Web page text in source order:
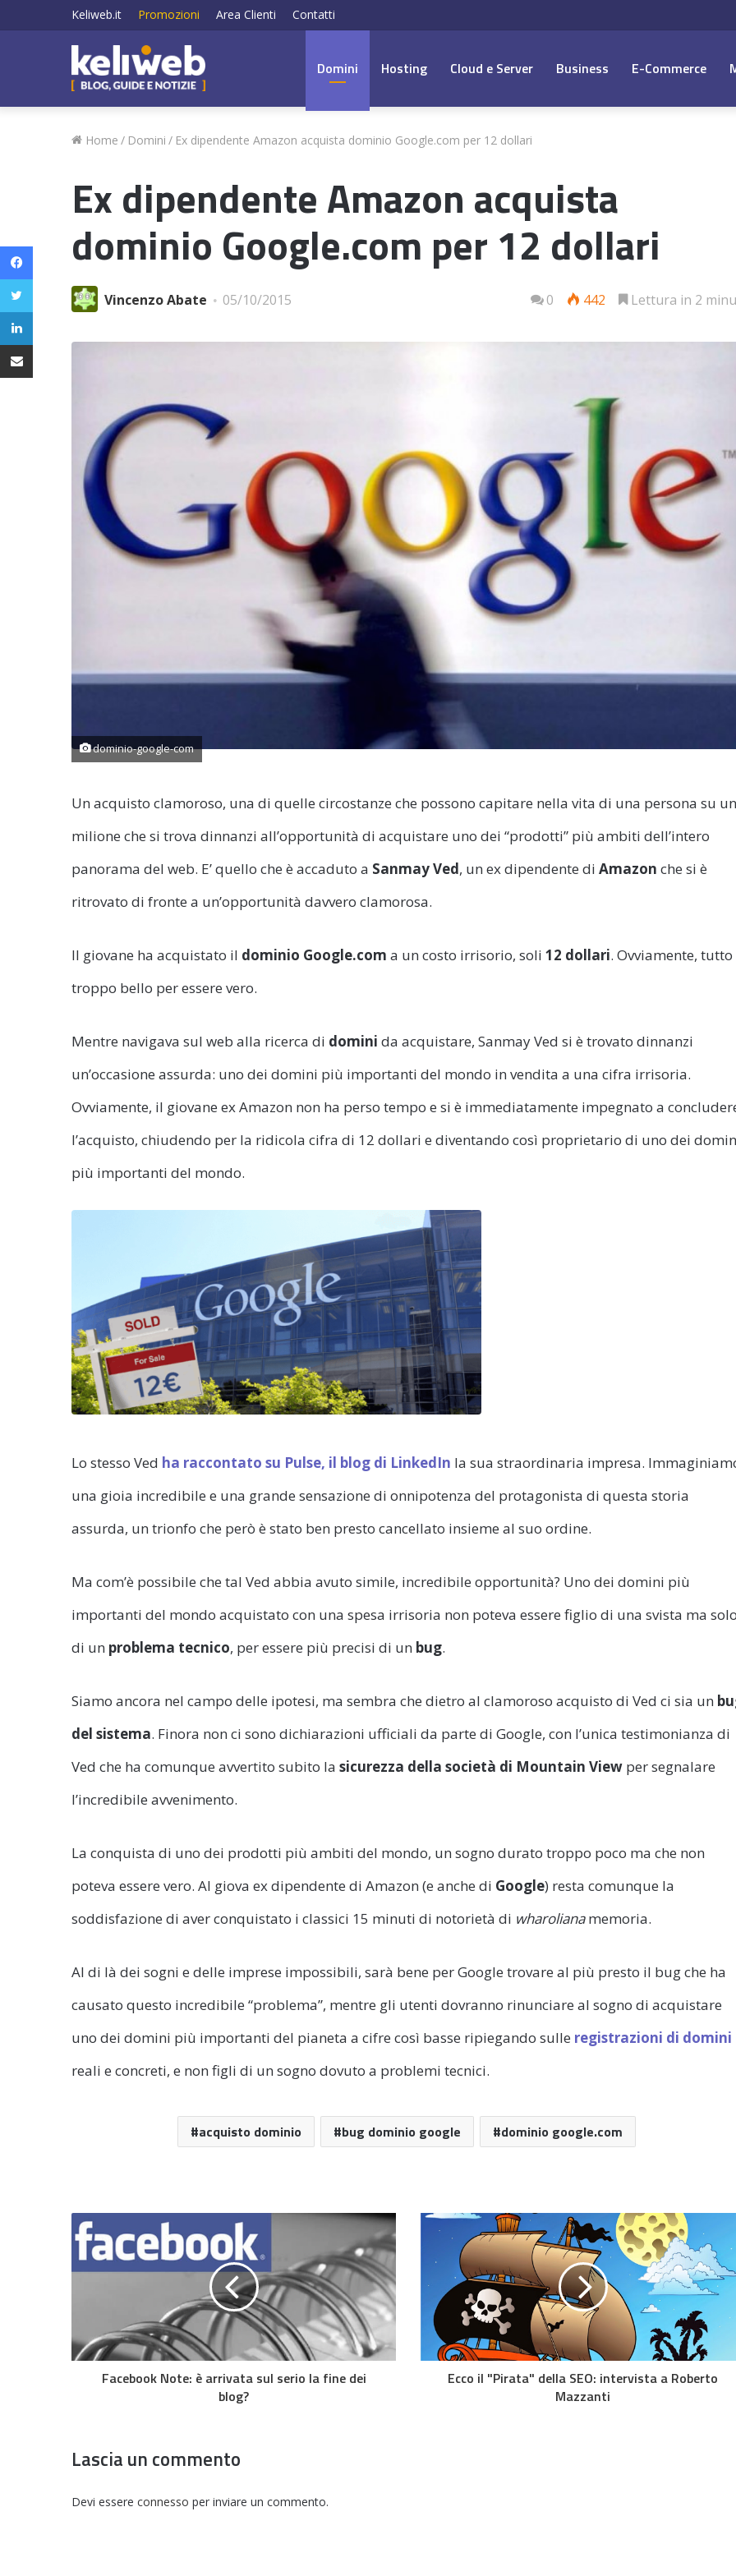
Keliweb.it Promozioni Area Clienti Contatti
Domini Hosting Cloud e Server Business E-Commerce
Home / Domini / Ex dipendente Amazon acquista dominio Google.com per 12 dollari
Ex dipendente Amazon acquista
dominio Google.com per 12 dollari
Vincenzo Abate 05/10/2015 0 442 Lettura in 2
dominio-google-com
Un acquisto clamoroso, una di quelle circostanze che possono capitare nella vita di una persona su un
milione che si trova dinnanzi all’opportunità di acquistare uno dei “prodotti” più ambiti dell’intero
panorama del web. E’ quello che è accaduto a Sanmay Ved, un ex dipendente di Amazon che si è
ritrovato di fronte a un’opportunità davvero clamorosa.
Il giovane ha acquistato il dominio Google.com a un costo irrisorio, soli 12 dollari. Ovviamente, tutto
troppo bello per essere vero.
Mentre navigava sul web alla ricerca di domini da acquistare, Sanmay Ved si è trovato dinnanzi
un’occasione assurda: uno dei domini più importanti del mondo in vendita a una cifra irrisoria.
Ovviamente, il giovane ex Amazon non ha perso tempo e si è immediatamente impegnato a
l’acquisto, chiudendo per la ridicola cifra di 12 dollari e diventando così proprietario di uno dei
più importanti del mondo.
Lo stesso Ved ha raccontato su Pulse, il blog di LinkedIn la sua straordinaria impresa.
una gioia incredibile e una grande sensazione di onnipotenza del protagonista di questa storia
assurda, un trionfo che però è stato ben presto cancellato insieme al suo ordine.
Ma com’è possibile che tal Ved abbia avuto simile, incredibile opportunità? Uno dei domini più
importanti del mondo acquistato con una spesa irrisoria non poteva essere figlio di una svista ma
di un problema tecnico, per essere più precisi di un bug.
Siamo ancora nel campo delle ipotesi, ma sembra che dietro al clamoroso acquisto di Ved ci sia un
del sistema. Finora non ci sono dichiarazioni ufficiali da parte di Google, con l’unica testimonianza di
Ved che ha comunque avvertito subito la sicurezza della società di Mountain View per segnalare
l’incredibile avvenimento.
La conquista di uno dei prodotti più ambiti del mondo, un sogno durato troppo poco ma che non
poteva essere vero. Al giova ex dipendente di Amazon (e anche di Google) resta comunque la
soddisfazione di aver conquistato i classici 15 minuti di notorietà di wharolianamemoria.
Al di là dei sogni e delle imprese impossibili, sarà bene per Google trovare al più presto il bug che ha
causato questo incredibile “problema”, mentre gli utenti dovranno rinunciare al sogno di acquistare
uno dei domini più importanti del pianeta a cifre così basse ripiegando sulle registrazioni di domini
reali e concreti, e non figli di un sogno dovuto a problemi tecnici.
acquisto dominio bug dominio google dominio google.com
Facebook Note: è arrivata sul serio la fine dei
blog?
Ecco il "Pirata" della SEO: intervista a Roberto
Mazzanti
Lascia un commento
Devi essere connesso per inviare un commento.
Facebook
Twitter
LinkedIn
Condividi via email